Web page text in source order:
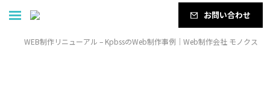
お問い合わせ
WEB制作リニューアル – KpbssのWeb制作事例｜Web制作会社 モノクス